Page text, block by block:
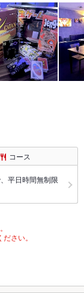
コース
平日時間無制限
さい。